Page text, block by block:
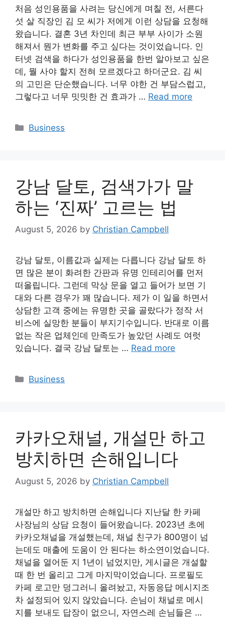
처음 성인용품을 사려는 당신에게 며칠 전, 서른다
섯 살 직장인 김 모 씨가 저에게 이런 상담을 요청해
왔습니다. 결혼 3년 차인데 최근 부부 사이가 소원
해져서 뭔가 변화를 주고 싶다는 것이었습니다. 인
터넷 검색을 하다가 성인용품을 한번 알아보고 싶은
데, 뭘 사야 할지 전혀 모르겠다고 하더군요. 김 씨
의 고민은 단순했습니다. 너무 야한 건 부담스럽고,
그렇다고 너무 밋밋한 건 효과가 … Read more
Categories
Business
강남 달토, 검색가가 말
하는 ‘진짜’ 고르는 법
August 5, 2026 by Christian Campbell
강남 달토, 이름값과 실제는 다릅니다 강남 달토 하
면 많은 분이 화려한 간판과 유명 인테리어를 먼저
떠올립니다. 그런데 막상 문을 열고 들어가 보면 기
대와 다른 경우가 꽤 많습니다. 제가 이 일을 하면서
상담한 고객 중에는 유명한 곳을 골랐다가 정작 서
비스에 실망한 분들이 부지기수입니다. 반대로 이름
없는 작은 업체인데 만족도가 높았던 사례도 여럿
있습니다. 결국 강남 달토는 … Read more
Categories
Business
카카오채널, 개설만 하고
방치하면 손해입니다
August 5, 2026 by Christian Campbell
개설만 하고 방치하면 손해입니다 지난달 한 카페
사장님의 상담 요청이 들어왔습니다. 2023년 초에
카카오채널을 개설했는데, 채널 친구가 800명이 넘
는데도 매출에 도움이 안 된다는 하소연이었습니다.
채널을 열어둔 지 1년이 넘었지만, 게시글은 개설할
때 한 번 올리고 그게 마지막이었습니다. 프로필도
카페 로고만 덩그러니 올려놨고, 자동응답 메시지조
차 설정되어 있지 않았습니다. 손님이 채널로 메시
지를 보내도 답장이 없으니, 자연스레 손님들은 …